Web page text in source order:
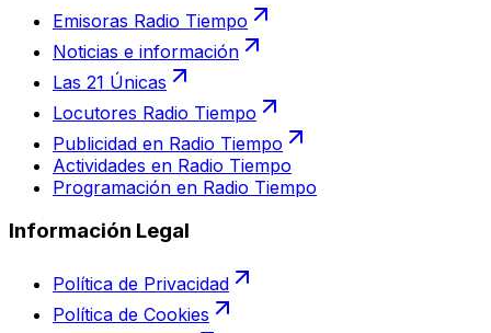
Emisoras Radio Tiempo
Noticias e información
Las 21 Únicas
Locutores Radio Tiempo
Publicidad en Radio Tiempo
Actividades en Radio Tiempo
Programación en Radio Tiempo
Información Legal
Política de Privacidad
Política de Cookies